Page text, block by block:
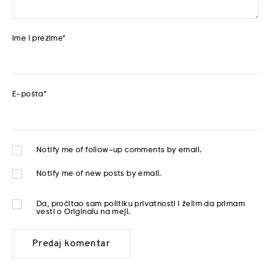
Ime i prezime*
E-pošta*
Notify me of follow-up comments by email.
Notify me of new posts by email.
Da, pročitao sam politiku privatnosti
i želim da primam
vesti o Originalu na mejl.